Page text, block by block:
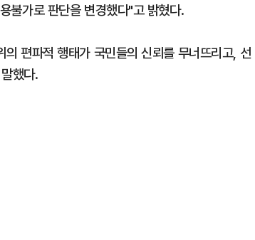
불가로 판단을 변경했다"고 밝혔다.
편파적 행태가 국민들의 신뢰를 무너뜨리고, 선
했다.